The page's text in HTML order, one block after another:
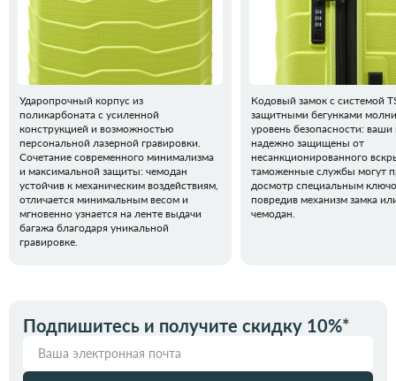
Ударопрочный корпус из
поликарбоната с усиленной
конструкцией и возможностью
персональной лазерной гравировки.
Сочетание современного минимализма
и максимальной защиты: чемодан
устойчив к механическим воздействиям,
отличается минимальным весом и
мгновенно узнается на ленте выдачи
багажа благодаря уникальной
гравировке.
Кодовый замок с системой
защитными бегунками
уровень безопасности:
надежно защищены от
несанкционированного
таможенные службы могут
досмотр специальным
повредив механизм замка
чемодан.
Подпишитесь и получите скидку 10%*